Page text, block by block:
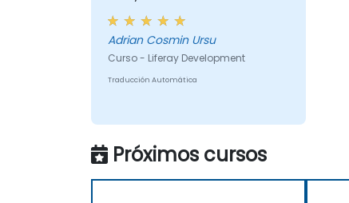
taught across the training at
the beginning of the meeting.
Adrian Cosmin Ursu
Curso - Liferay Development
Traducción Automática
Próximos cursos